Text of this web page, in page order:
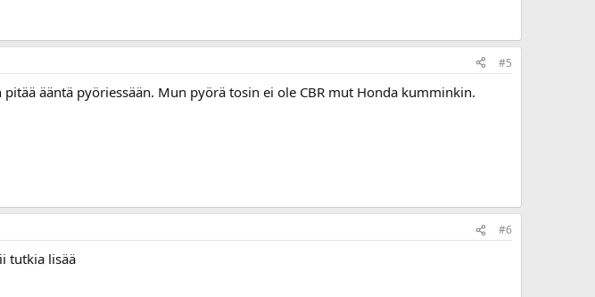
#5
ääntä pyöriessään. Mun pyörä tosin ei ole CBR mut Honda kumminkin.
#6
tutkia lisää